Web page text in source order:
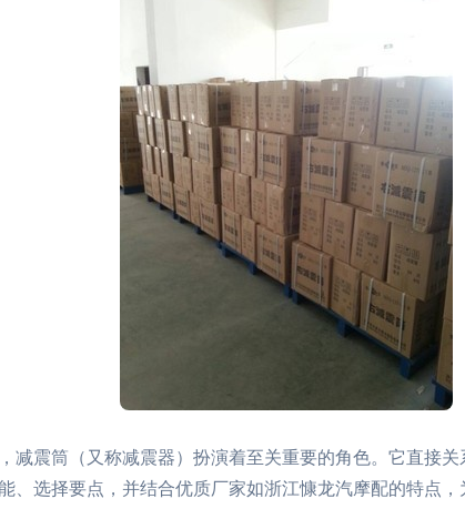
减震筒（又称减震器）扮演着至关重要的角色。它直接
、选择要点，并结合优质厂家如浙江慷龙汽摩配的特点，